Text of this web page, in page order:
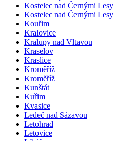
Kostelec nad Černými Lesy
Kostelec nad Černými Lesy
Kouřim
Kralovice
Kralupy nad Vltavou
Kraselov
Kraslice
Kroměříž
Kroměříž
Kunštát
Kuřim
Kvasice
Ledeč nad Sázavou
Letohrad
Letovice